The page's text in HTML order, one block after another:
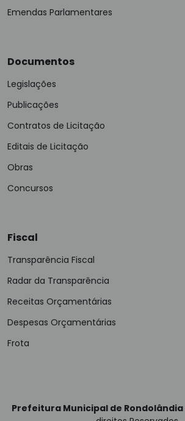
Emendas Parlamentares
Documentos
Legislações
Publicações
Contratos de Licitação
Editais de Licitação
Obras
Concursos
Fiscal
Transparência Fiscal
Radar da Transparência
Receitas Orçamentárias
Despesas Orçamentárias
Frota
Prefeitura Municipal de Rondolândia